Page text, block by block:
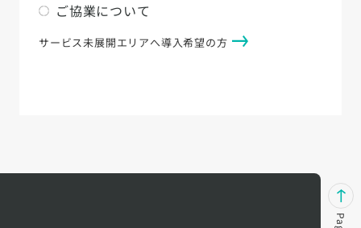
ご協業について
サービス未展開エリアへ導入希望の方